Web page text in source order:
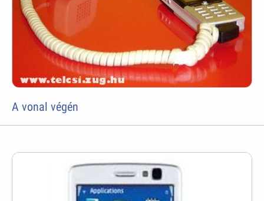
A vonal végén